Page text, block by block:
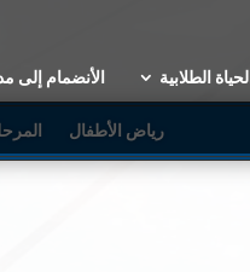
الحياة الطلابية الأنضمام إلى
رياض الأطفال